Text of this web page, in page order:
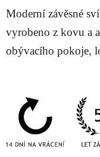
Moderní závěsné
vyrobeno z kovu a
obývacího pokoje,